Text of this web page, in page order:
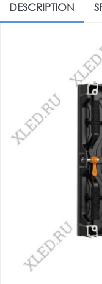
DESCRIPTION